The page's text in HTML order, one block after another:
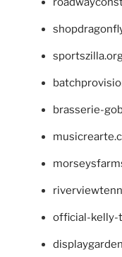
brasserie-
official-kelly-